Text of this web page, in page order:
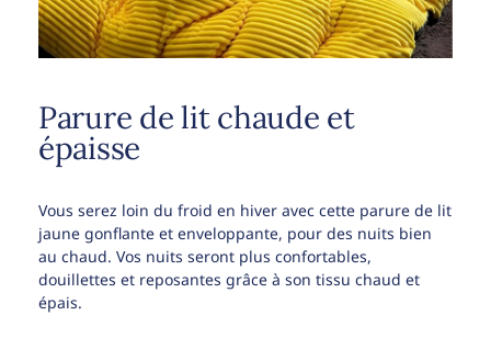
Parure de lit chaude et
épaisse
Vous serez loin du froid en hiver avec cette parure de lit
jaune gonflante et enveloppante, pour des nuits bien
au chaud. Vos nuits seront plus confortables,
douillettes et reposantes grâce à son tissu chaud et
épais.